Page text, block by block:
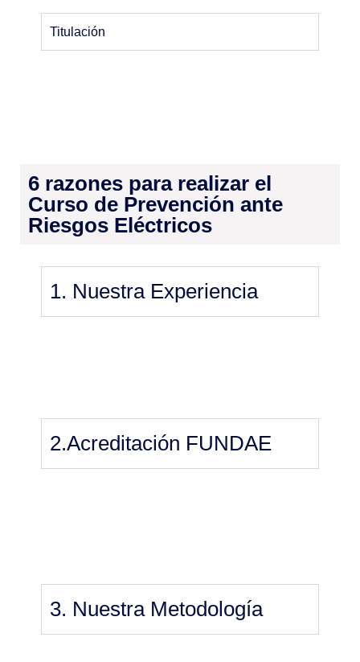
Titulación
6 razones para realizar el
Curso de Prevención ante
Riesgos Eléctricos
1. Nuestra Experiencia
2.Acreditación FUNDAE
3. Nuestra Metodología